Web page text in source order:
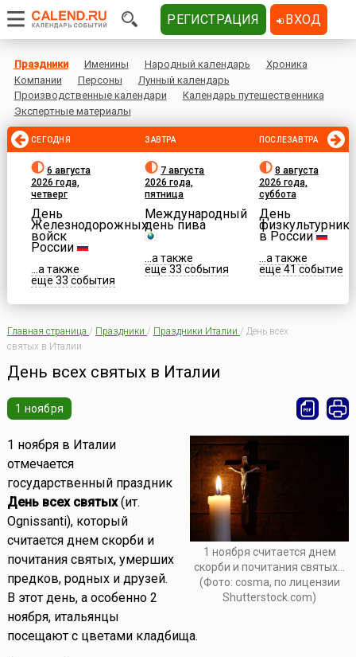
Праздники Именины Народный календарь
Хроника
Компании
Персоны
Лунный календарь
Производственные календари
Календарь путешественника
Экспертные материалы
СЕГОДНЯ
6 августа
2026 года,
четверг
День
Железнодорожных
войск
России
...а также
еще 33 события
ЗАВТРА
7 августа
2026 года,
пятница
Международный
день пива
...а также
еще 33 события
ПОСЛЕЗАВТРА
8 августа
2026 года,
суббота
День
физкультурника
в России
...а также
еще 41 событие
Главная страница / Праздники / Праздники Италии / День всех
святых в Италии
День всех святых в Италии
1 ноября
1 ноября считается днем
скорби и почитания святых...
(Фото: cosma, по лицензии
Shutterstock.com)
1 ноября в Италии
отмечается
государственный праздник
День всех святых(ит.
Ognissanti), который
считается днем скорби и
почитания святых, умерших
предков, родных и друзей.
В этот день, а особенно 2
ноября, итальянцы
посещают с цветами кладбища.
РЕГИСТРАЦИЯ ВХОД